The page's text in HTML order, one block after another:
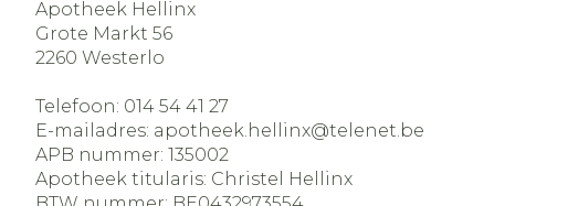
Apotheek Hellinx
Grote Markt 56
2260 Westerlo
Telefoon: 014 54 41 27
E-mailadres: apotheek.hellinx@telenet.be
APB nummer: 135002
Apotheek titularis: Christel Hellinx